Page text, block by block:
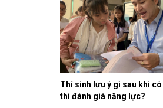
Thí sinh lưu ý gì sau khi
thi đánh giá năng lực?